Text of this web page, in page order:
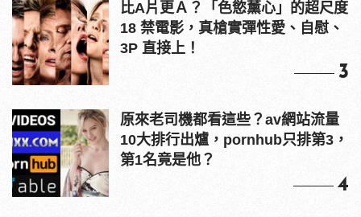
比A片更Ａ？「色慾薰心」的超尺度
18 禁電影，真槍實彈性愛、自慰、
3P 直接上！
3
原來老司機都看這些？av網站流量
10大排行出爐，pornhub只排第3，
第1名竟是他？
4